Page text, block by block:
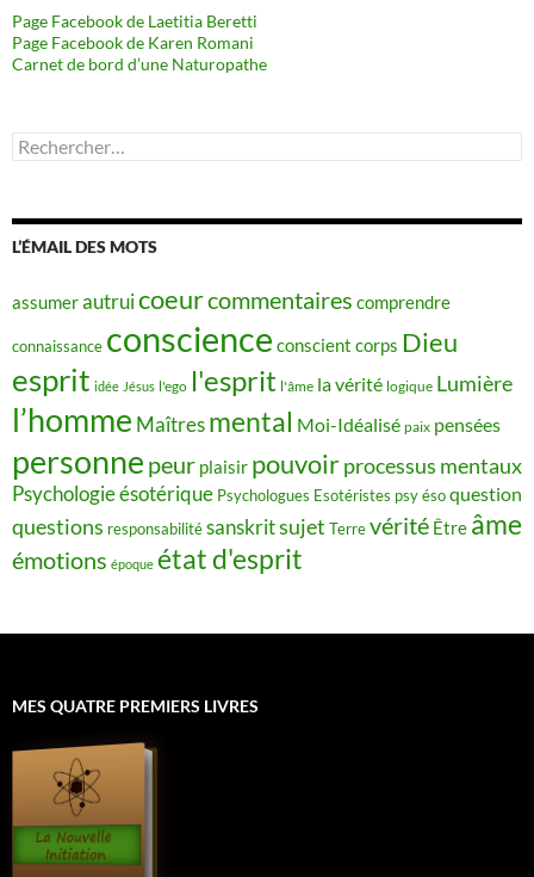
Page Facebook de Laetitia Beretti
Page Facebook de Karen Romani
Carnet de bord d’une Naturopathe
Rechercher :
L’ÉMAIL DES MOTS
assumerautruicoeurcommentaires comprendre
connaissance conscience conscient corps Dieu
esprit idée Jésus l'ego l'esprit l'âme la vérité logique Lumière
l’homme Maîtres mental Moi-Idéalisé paix pensées
personne peur plaisir pouvoirprocessus mentaux
Psychologie ésotérique Psychologues Esotéristes psy ésoquestion
questions responsabilitésanskritsujet Terrevérité Être âme
émotions époque état d'esprit
MES QUATRE PREMIERS LIVRES